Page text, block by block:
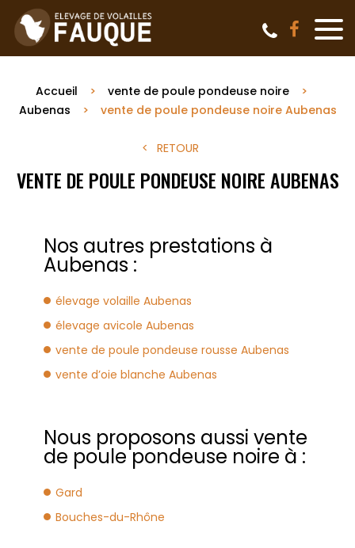
Accueil
vente de poule pondeuse noire
Aubenas
vente de poule pondeuse noire Aubenas
RETOUR
VENTE DE POULE PONDEUSE NOIRE AUBENAS
Nos autres prestations à
Aubenas :
élevage volaille Aubenas
élevage avicole Aubenas
vente de poule pondeuse rousse Aubenas
vente d’oie blanche Aubenas
Nous proposons aussi vente
de poule pondeuse noire à :
Gard
Bouches-du-Rhône